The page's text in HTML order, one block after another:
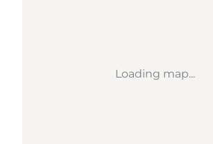
Loading map...